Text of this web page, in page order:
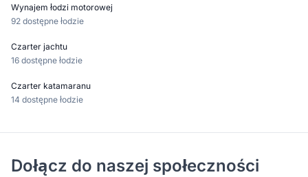
Wynajem łodzi motorowej
92 dostępne łodzie
Czarter jachtu
16 dostępne łodzie
Czarter katamaranu
14 dostępne łodzie
Dołącz do naszej społeczności